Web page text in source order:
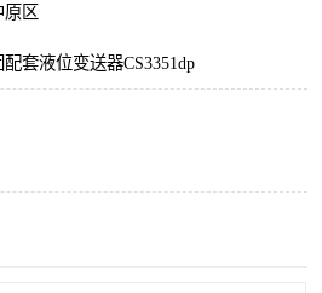
原区
套液位变送器CS3351dp